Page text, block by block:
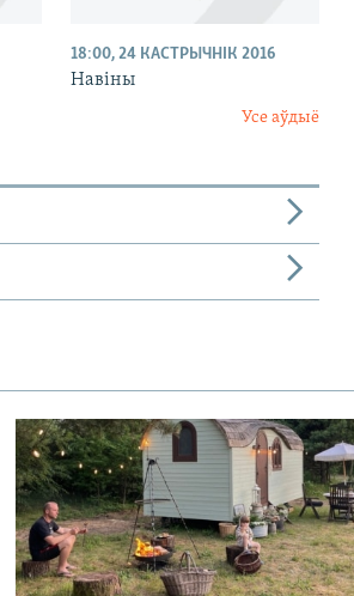
18:00, 24 КАСТРЫЧНІК 2016
Навіны
Усе аўдыё